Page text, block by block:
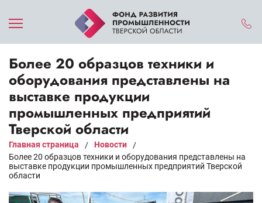
Более 20 образцов техники и
оборудования представлены на
выставке продукции
промышленных предприятий
Тверской области
Главная страница / Новости
/
Более 20 образцов техники и оборудования представлены на
выставке продукции промышленных предприятий Тверской
области